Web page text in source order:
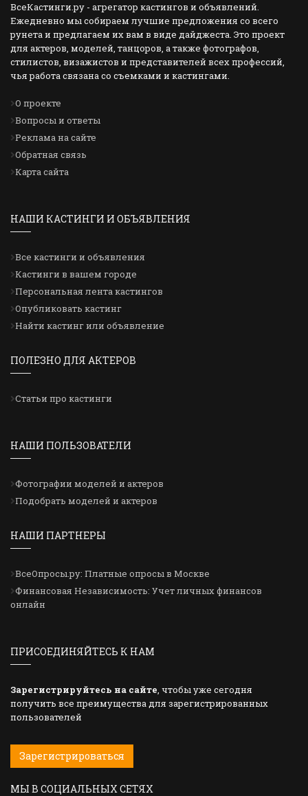
ВсеКастинги.ру - агрегатор кастингов и объявлений.
Ежедневно мы собираем лучшие предложения со всего
рунета и предлагаем их вам в виде дайджеста. Это проект
для актеров, моделей, танцоров, а также фотографов,
стилистов, визажистов и представителей всех профессий,
чья работа связана со съемками и кастингами.
О проекте
Вопросы и ответы
Реклама на сайте
Обратная связь
Карта сайта
НАШИ КАСТИНГИ И ОБЪЯВЛЕНИЯ
Все кастинги и объявления
Кастинги в вашем городе
Персональная лента кастингов
Опубликовать кастинг
Найти кастинг или объявление
ПОЛЕЗНО ДЛЯ АКТЕРОВ
Статьи про кастинги
НАШИ ПОЛЬЗОВАТЕЛИ
Фотографии моделей и актеров
Подобрать моделей и актеров
НАШИ ПАРТНЕРЫ
ВсеОпросы.ру: Платные опросы в Москве
Финансовая Независимость: Учет личных финансов
онлайн
ПРИСОЕДИНЯЙТЕСЬ К НАМ
Зарегистрируйтесь на сайте, чтобы уже сегодня
получить все преимущества для зарегистрированных
пользователей
Зарегистрироваться
МЫ В СОЦИАЛЬНЫХ СЕТЯХ